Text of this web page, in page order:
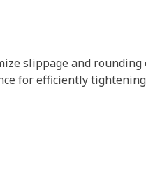
slippage and
for efficiently